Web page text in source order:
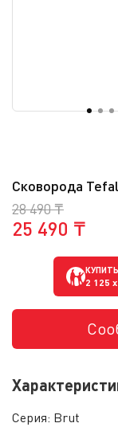
Сковорода
28 490 ₸
25 490 ₸
2 125
Серия: Brut